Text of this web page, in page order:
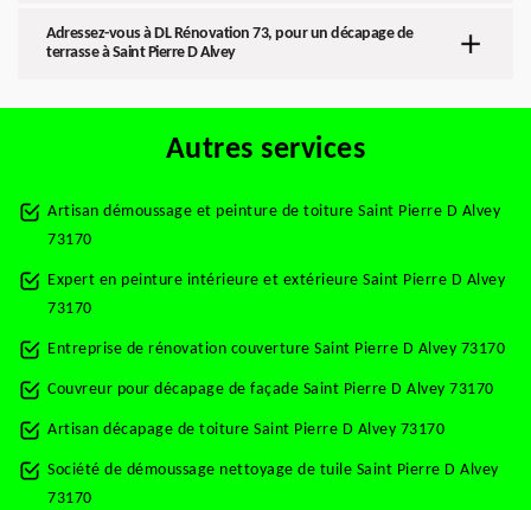
Adressez-vous à DL Rénovation 73, pour un décapage de
terrasse à Saint Pierre D Alvey
Autres services
Artisan démoussage et peinture de toiture Saint Pierre D Alvey
73170
Expert en peinture intérieure et extérieure Saint Pierre D Alvey
73170
Entreprise de rénovation couverture Saint Pierre D Alvey 73170
Couvreur pour décapage de façade Saint Pierre D Alvey 73170
Artisan décapage de toiture Saint Pierre D Alvey 73170
Société de démoussage nettoyage de tuile Saint Pierre D Alvey
73170